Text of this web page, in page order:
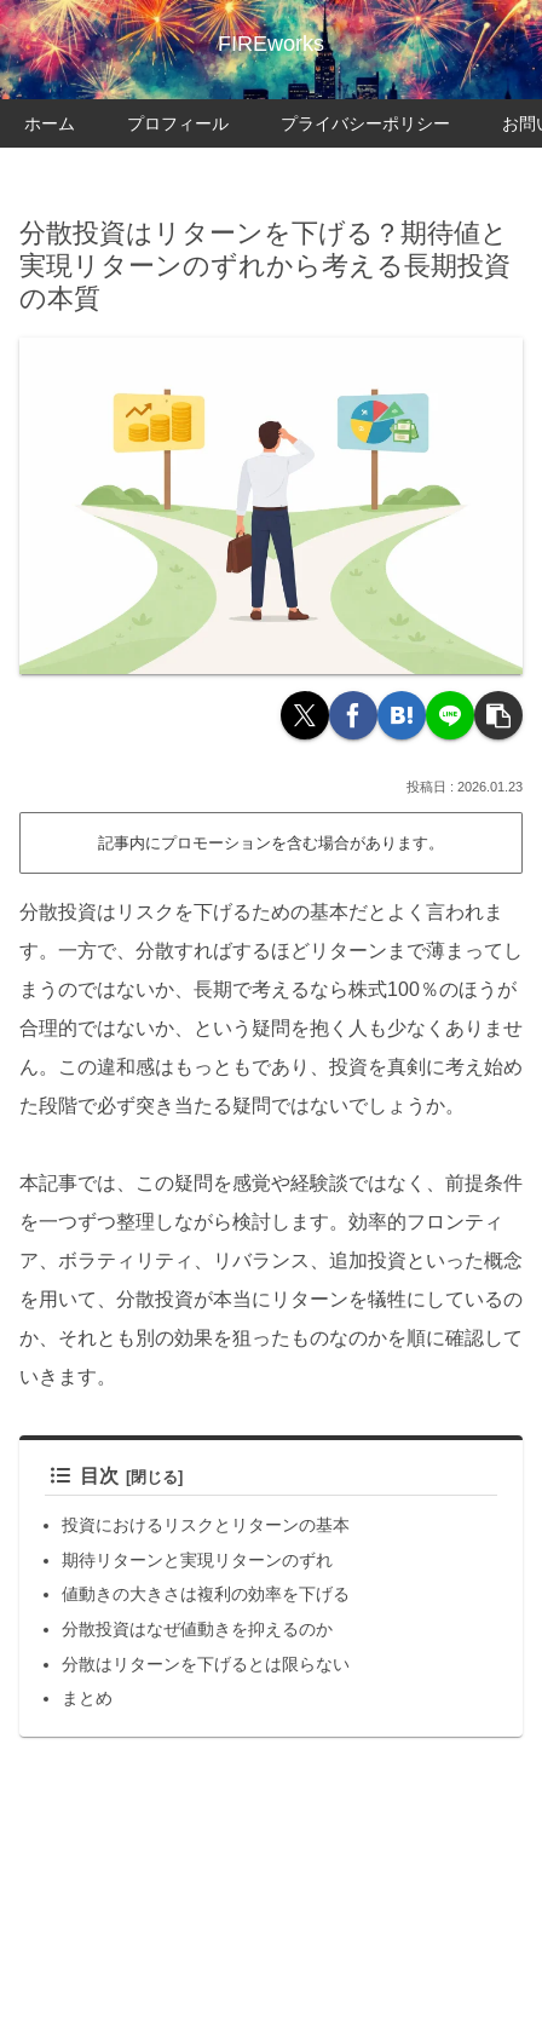
FIREworks
ホーム プロフィール プライバシーポリシー お問
分散投資はリターンを下げる？期待値と
実現リターンのずれから考える長期投資
の本質
2026.01.23
記事内にプロモーションを含む場合があります。
分散投資はリスクを下げるための基本だとよく言われま
す。一方で、分散すればするほどリターンまで薄まってし
まうのではないか、長期で考えるなら株式100％のほうが
合理的ではないか、という疑問を抱く人も少なくありませ
ん。この違和感はもっともであり、投資を真剣に考え始め
た段階で必ず突き当たる疑問ではないでしょうか。
本記事では、この疑問を感覚や経験談ではなく、前提条件
を一つずつ整理しながら検討します。効率的フロンティ
ア、ボラティリティ、リバランス、追加投資といった概念
を用いて、分散投資が本当にリターンを犠牲にしているの
か、それとも別の効果を狙ったものなのかを順に確認して
いきます。
目次
投資におけるリスクとリターンの基本
期待リターンと実現リターンのずれ
値動きの大きさは複利の効率を下げる
分散投資はなぜ値動きを抑えるのか
分散はリターンを下げるとは限らない
まとめ